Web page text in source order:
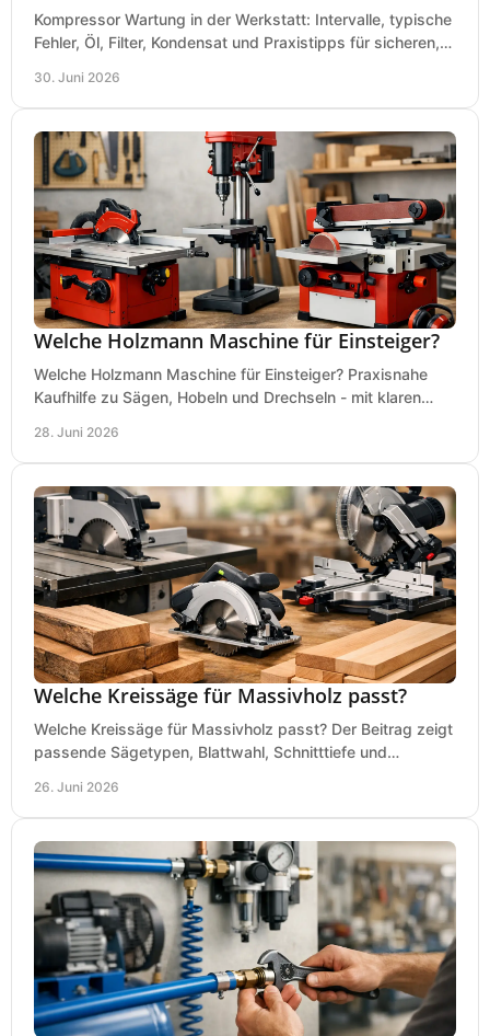
Kompressor Wartung in der Werkstatt: Intervalle, typische
Fehler, Öl, Filter, Kondensat und Praxistipps für sicheren,
30. Juni 2026
Welche Holzmann Maschine für Einsteiger?
Welche Holzmann Maschine für Einsteiger? Praxisnahe
Kaufhilfe zu Sägen, Hobeln und Drechseln - mit klaren
28. Juni 2026
Welche Kreissäge für Massivholz passt?
Welche Kreissäge für Massivholz passt? Der Beitrag zeigt
passende Sägetypen, Blattwahl, Schnitttiefe und
26. Juni 2026